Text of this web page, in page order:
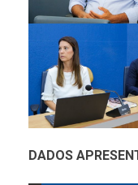
DADOS